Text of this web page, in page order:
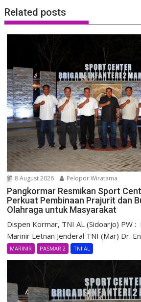
Related posts
8 August 2026 Pelopor Wiratama
Pangkormar Resmikan Sport
Perkuat Pembinaan Prajurit dan
Olahraga untuk Masyarakat
Dispen Kormar, TNI AL (Sidoarjo) PW :
Marinir Letnan Jenderal TNI (Mar) Dr.
MARINIR PASMAR 2 TNI AL